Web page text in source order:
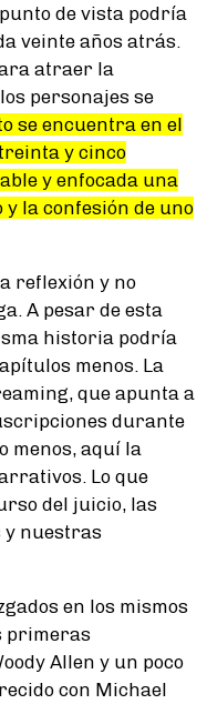
de vista podría
veinte años atrás.
atraer la
personajes se
se encuentra en el
y cinco
y enfocada una
la confesión de uno
reflexión y no
A pesar de esta
historia podría
menos. La
que apunta a
durante
menos, aquí la
Lo que
del juicio, las
y nuestras
en los mismos
primeras
Allen y un poco
con Michael